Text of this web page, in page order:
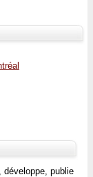
publie